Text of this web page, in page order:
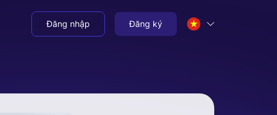
Đăng nhập Đăng ký